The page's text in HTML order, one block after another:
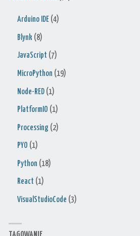
Arduino IDE (4)
Blynk (8)
JavaScript (7)
MicroPython (19)
Node-RED (1)
PlatformIO (1)
Processing (2)
PYO (1)
Python (18)
React (1)
VisualStudioCode (3)